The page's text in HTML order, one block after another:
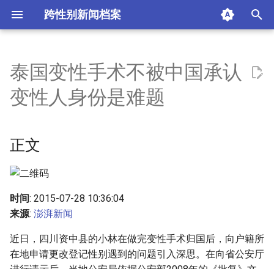
跨性别新闻档案
e
o
s
t
a
r
t
正文
附加信息 [Processed Page
泰国变性手术不被中国承认
变性人身份是难题
正文
时间: 2015-07-28 10:36:04
来源: 澎湃新闻
近日，四川资中县的小林在做完变性手术归国后，向户籍所
在地申请更改登记性别遇到的问题引入深思。在向省公安厅